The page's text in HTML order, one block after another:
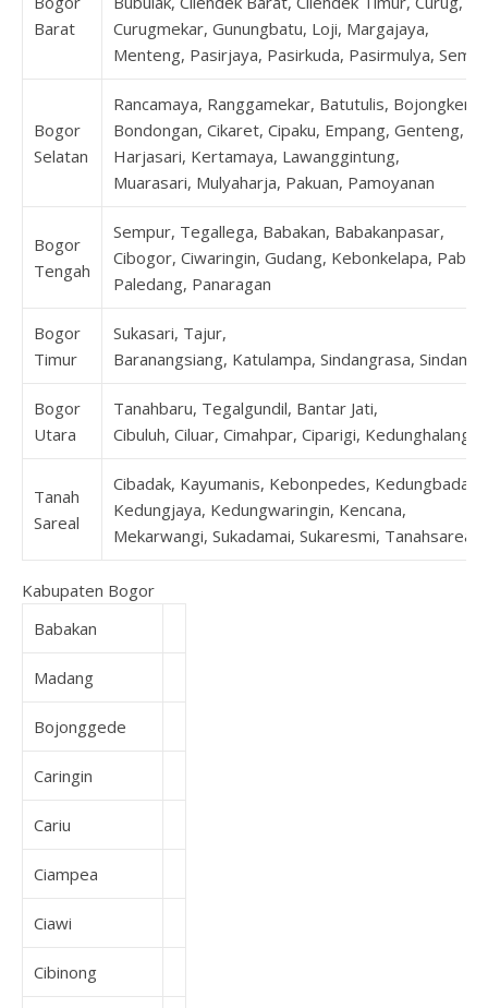
Barat
Curugmekar, Gunungbatu, Loji, Margajaya,
Menteng, Pasirjaya, Pasirkuda, Pasirmulya,
Bogor
Selatan
Rancamaya, Ranggamekar, Batutulis,
Bondongan, Cikaret, Cipaku, Empang, Genteng,
Harjasari, Kertamaya, Lawanggintung,
Muarasari, Mulyaharja, Pakuan, Pamoyanan
Bogor
Tengah
Sempur, Tegallega, Babakan, Babakanpasar,
Cibogor, Ciwaringin, Gudang, Kebonkelapa,
Paledang, Panaragan
Bogor
Timur
Sukasari, Tajur,
Baranangsiang, Katulampa, Sindangrasa,
Bogor
Utara
Tanahbaru, Tegalgundil, Bantar Jati,
Cibuluh, Ciluar, Cimahpar, Ciparigi, Kedunghalang
Tanah
Sareal
Cibadak, Kayumanis, Kebonpedes, Kedungbadak,
Kedungjaya, Kedungwaringin, Kencana,
Mekarwangi, Sukadamai, Sukaresmi, Tanahsareal
Kabupaten Bogor
Babakan
Madang
Bojonggede
Caringin
Cariu
Ciampea
Ciawi
Cibinong